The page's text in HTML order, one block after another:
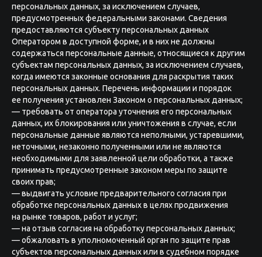
персональных данных, за исключением случаев,
предусмотренных федеральными законами. Сведения
предоставляются субъекту персональных данных
Оператором в доступной форме, и в них не должны
содержаться персональные данные, относящиеся к другим
субъектам персональных данных, за исключением случаев,
когда имеются законные основания для раскрытия таких
персональных данных. Перечень информации и порядок
ее получения установлен Законом о персональных данных;
— требовать от оператора уточнения его персональных
данных, их блокирования или уничтожения в случае, если
персональные данные являются неполными, устаревшими,
неточными, незаконно полученными или не являются
необходимыми для заявленной цели обработки, а также
принимать предусмотренные законом меры по защите
своих прав;
— выдвигать условие предварительного согласия при
обработке персональных данных в целях продвижения
на рынке товаров, работ и услуг;
— на отзыв согласия на обработку персональных данных;
— обжаловать в уполномоченный орган по защите прав
субъектов персональных данных или в судебном порядке